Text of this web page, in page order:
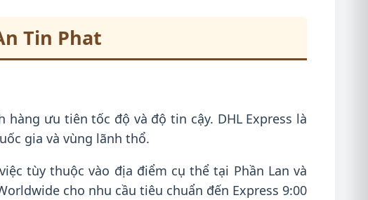
Tin Phat
ưu tiên tốc độ và độ tin cậy. DHL Express là
gia và vùng lãnh thổ.
tùy thuộc vào địa điểm cụ thể tại Phần Lan và
cho nhu cầu tiêu chuẩn đến Express 9:00